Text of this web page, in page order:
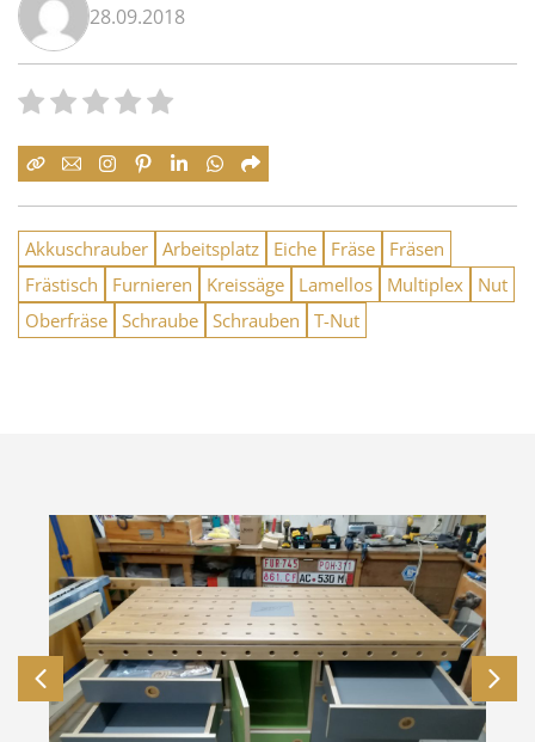
28.09.2018
Akkuschrauber Arbeitsplatz Eiche Fräse
Fräsen
Frästisch
Furnieren Kreissäge Lamellos Multiplex
Nut
Oberfräse Schraube Schrauben T-Nut